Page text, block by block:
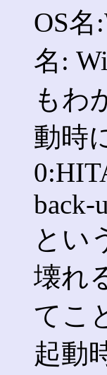
OS名
名:
もわ
動時
back-
とい
壊れ
てこ
起動